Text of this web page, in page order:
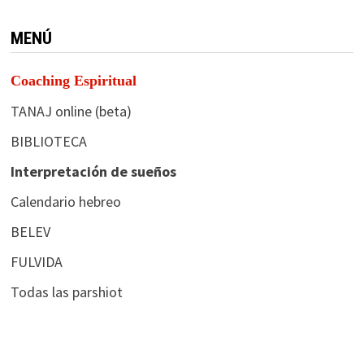
MENÚ
Coaching Espiritual
TANAJ online (beta)
BIBLIOTECA
Interpretación de sueños
Calendario hebreo
BELEV
FULVIDA
Todas las parshiot